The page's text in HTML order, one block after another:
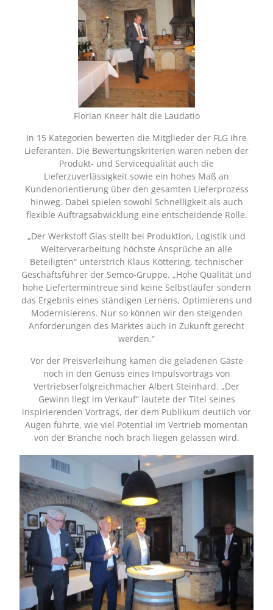
Florian Kneer hält die Laudatio
In 15 Kategorien bewerten die Mitglieder der FLG ihre
Lieferanten. Die Bewertungskriterien waren neben der
Produkt- und Servicequalität auch die
Lieferzuverlässigkeit sowie ein hohes Maß an
Kundenorientierung über den gesamten Lieferprozess
hinweg. Dabei spielen sowohl Schnelligkeit als auch
flexible Auftragsabwicklung eine entscheidende Rolle.
„Der Werkstoff Glas stellt bei Produktion, Logistik und
Weiterverarbeitung höchste Ansprüche an alle
Beteiligten“ unterstrich Klaus Köttering, technischer
Geschäftsführer der Semco-Gruppe. „Hohe Qualität und
hohe Liefertermintreue sind keine Selbstläufer sondern
das Ergebnis eines ständigen Lernens, Optimierens und
Modernisierens. Nur so können wir den steigenden
Anforderungen des Marktes auch in Zukunft gerecht
werden.“
Vor der Preisverleihung kamen die geladenen Gäste
noch in den Genuss eines Impulsvortrags von
Vertriebserfolgreichmacher Albert Steinhard. „Der
Gewinn liegt im Verkauf“ lautete der Titel seines
inspirierenden Vortrags, der dem Publikum deutlich vor
Augen führte, wie viel Potential im Vertrieb momentan
von der Branche noch brach liegen gelassen wird.